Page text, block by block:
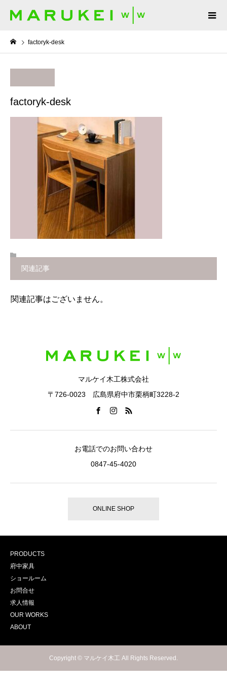
factoryk-desk
factoryk-desk
関連記事
関連記事はございません。
マルケイ木工株式会社
〒726-0023 広島県府中市栗柄町3228-2
お電話でのお問い合わせ
0847-45-4020
ONLINE SHOP
PRODUCTS
府中家具
ショールーム
お問合せ
求人情報
OUR WORKS
ABOUT
Copyright © マルケイ木工 All Rights Reserved.